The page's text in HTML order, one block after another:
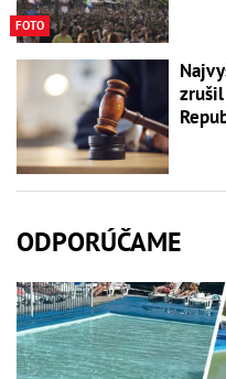
FOTO
ODPORÚČAME